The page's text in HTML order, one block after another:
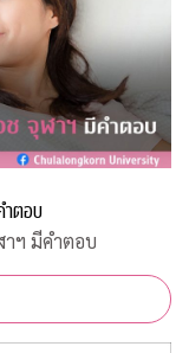
ตอบ
ฯ มีคำตอบ